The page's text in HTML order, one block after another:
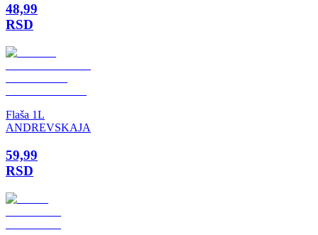
48,99
RSD
Flaša 1L
ANDREVSKAJA
59,99
RSD